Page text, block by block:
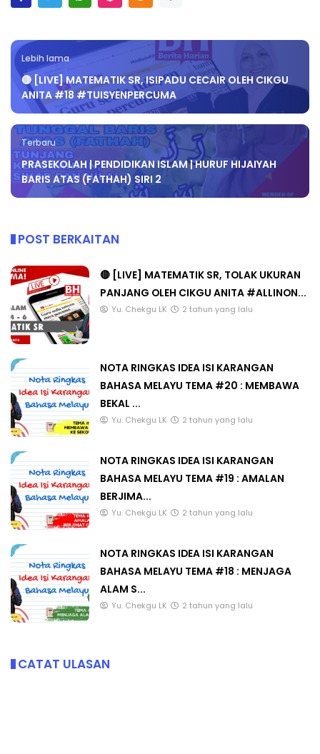
Lebih lama
🔴 [LIVE] MATEMATIK SR, ISIPADU CECAIR OLEH CIKGU
ANITA #18 #TUISYENPERCUMA
Terbaru
PRASEKOLAH | PENDIDIKAN ISLAM | HURUF HIJAIYAH
BARIS ATAS (FATHAH) SIRI 2
POST BERKAITAN
🔴 [LIVE] MATEMATIK SR, TOLAK UKURAN
PANJANG OLEH CIKGU ANITA #ALLINON...
Yu. Chekgu LK 2 tahun yang lalu
NOTA RINGKAS IDEA ISI KARANGAN
BAHASA MELAYU TEMA #20 : MEMBAWA
BEKAL ...
Yu. Chekgu LK 2 tahun yang lalu
NOTA RINGKAS IDEA ISI KARANGAN
BAHASA MELAYU TEMA #19 : AMALAN
BERJIMA...
Yu. Chekgu LK 2 tahun yang lalu
NOTA RINGKAS IDEA ISI KARANGAN
BAHASA MELAYU TEMA #18 : MENJAGA
ALAM S...
Yu. Chekgu LK 2 tahun yang lalu
CATAT ULASAN